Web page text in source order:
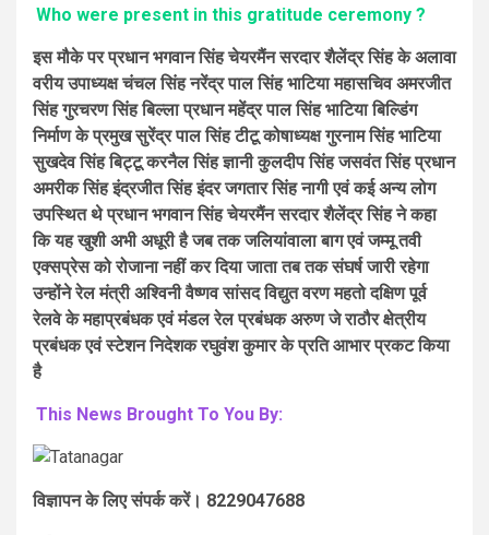
Who were present in this gratitude ceremony ?
इस मौके पर प्रधान भगवान सिंह चेयरमैंन सरदार शैलेंद्र सिंह के अलावा
वरीय उपाध्यक्ष चंचल सिंह नरेंद्र पाल सिंह भाटिया महासचिव अमरजीत
सिंह गुरचरण सिंह बिल्ला प्रधान महेंद्र पाल सिंह भाटिया बिल्डिंग
निर्माण के प्रमुख सुरेंद्र पाल सिंह टीटू कोषाध्यक्ष गुरनाम सिंह भाटिया
सुखदेव सिंह बिट्टू करनैल सिंह ज्ञानी कुलदीप सिंह जसवंत सिंह प्रधान
अमरीक सिंह इंद्रजीत सिंह इंदर जगतार सिंह नागी एवं कई अन्य लोग
उपस्थित थे प्रधान भगवान सिंह चेयरमैंन सरदार शैलेंद्र सिंह ने कहा
कि यह खुशी अभी अधूरी है जब तक जलियांवाला बाग एवं जम्मू तवी
एक्सप्रेस को रोजाना नहीं कर दिया जाता तब तक संघर्ष जारी रहेगा
उन्होंने रेल मंत्री अश्विनी वैष्णव सांसद विद्युत वरण महतो दक्षिण पूर्व
रेलवे के महाप्रबंधक एवं मंडल रेल प्रबंधक अरुण जे राठौर क्षेत्रीय
प्रबंधक एवं स्टेशन निदेशक रघुवंश कुमार के प्रति आभार प्रकट किया
है
This News Brought To You By:
विज्ञापन के लिए संपर्क करें। 8229047688